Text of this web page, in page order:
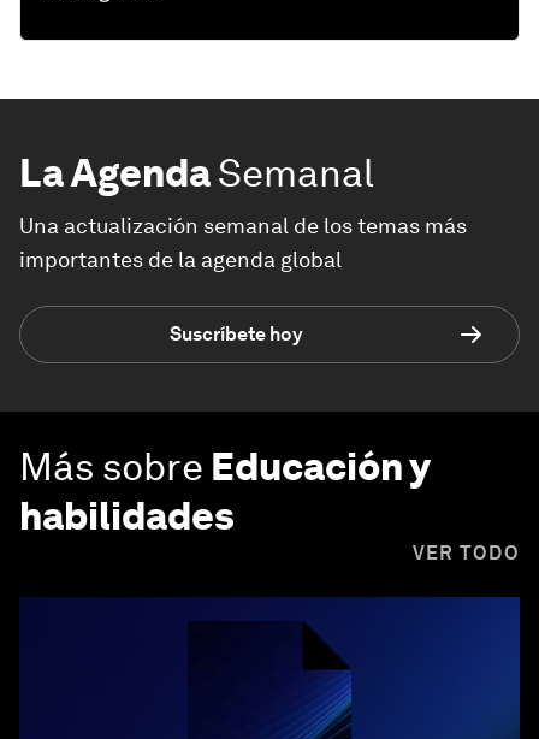
La AgendaSemanal
Una actualización semanal de los temas más
importantes de la agenda global
Suscríbete hoy
Más sobre Educación y
habilidades
VER TODO